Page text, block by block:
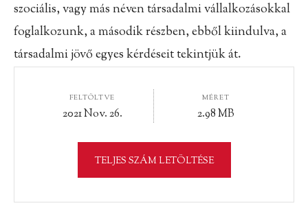
szociális, vagy más néven társadalmi vállalkozásokkal
foglalkozunk, a második részben, ebből kiindulva, a
társadalmi jövő egyes kérdéseit tekintjük át.
FELTÖLTVE
2021 Nov. 26.
MÉRET
2.98 MB
TELJES SZÁM LETÖLTÉSE